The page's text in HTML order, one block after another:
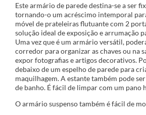
Este armário de parede destina-se a ser
tornando-o um acréscimo intemporal
móvel de prateleiras flutuante com 2
solução ideal de exposição e arrumação
Uma vez que é um armário versátil,
corredor para organizar as chaves ou na
expor fotografias e artigos decorativos.
debaixo de um espelho de parede para
maquilhagem. A estante também pode
de banho. É fácil de limpar com um pano
O armário suspenso também é fácil de